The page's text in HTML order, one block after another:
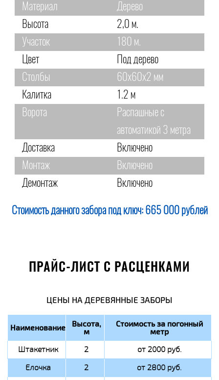
Материал
Дерево
Высота
2,0 м.
Участок
180 м.
Цвет
Под дерево
Столбы
60х60х2 мм
Калитка
1.2 м
Ворота
Распашные с
автоматикой 3 метра
Доставка
Включено
Монтаж
Включено
Демонтаж
Включено
Стоимость данного забора под ключ: 665 000 рублей
ПРАЙС-ЛИСТ С РАСЦЕНКАМИ
ЦЕНЫ НА ДЕРЕВЯННЫЕ ЗАБОРЫ
Наименование Высота,
м
Стоимость за погонный
метр
Штакетник 2
от 2000 руб.
Елочка
2
от 2800 руб.